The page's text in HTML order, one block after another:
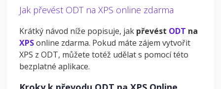
Jak převést ODT na XPS online zdarma
Krátký návod níže popisuje, jak převést ODT na
XPSonline zdarma. Pokud máte zájem vytvořit
XPS z ODT, můžete totéž udělat s pomocí této
bezplatné aplikace.